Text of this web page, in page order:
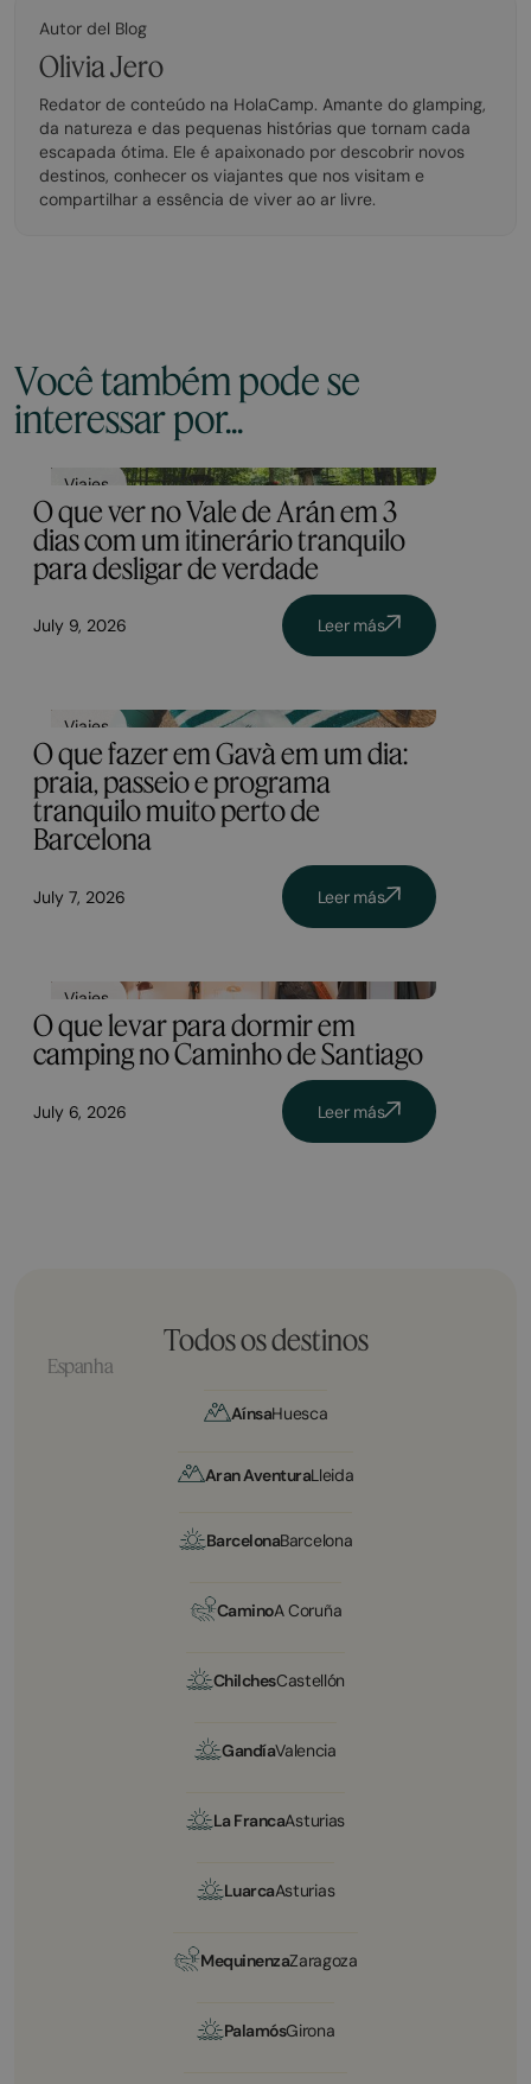
Autor del Blog
Olivia Jero
Redator de conteúdo na HolaCamp. Amante do glamping,
da natureza e das pequenas histórias que tornam cada
escapada ótima. Ele é apaixonado por descobrir novos
destinos, conhecer os viajantes que nos visitam e
compartilhar a essência de viver ao ar livre.
Você também pode se
interessar por...
Viajes
O que ver no Vale de Arán em 3
dias com um itinerário tranquilo
para desligar de verdade
July 9, 2026 Leer más
Viajes
O que fazer em Gavà em um dia:
praia, passeio e programa
tranquilo muito perto de
Barcelona
July 7, 2026 Leer más
Viajes
O que levar para dormir em
camping no Caminho de Santiago
July 6, 2026 Leer más
Todos os destinos
Espanha
AínsaHuesca
Aran AventuraLleida
BarcelonaBarcelona
CaminoA Coruña
ChilchesCastellón
GandíaValencia
La FrancaAsturias
LuarcaAsturias
MequinenzaZaragoza
PalamósGirona